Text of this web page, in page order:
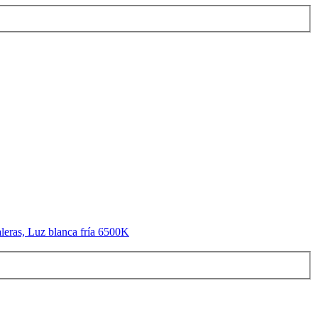
Luz blanca fría 6500K